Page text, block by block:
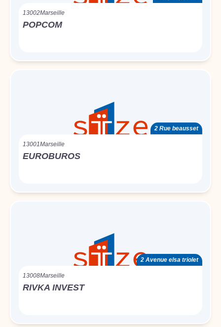
13002Marseille
POPCOM
2 Rue beausset
13001Marseille
EUROBUROS
2 Avenue elsa triolet
13008Marseille
RIVKA INVEST